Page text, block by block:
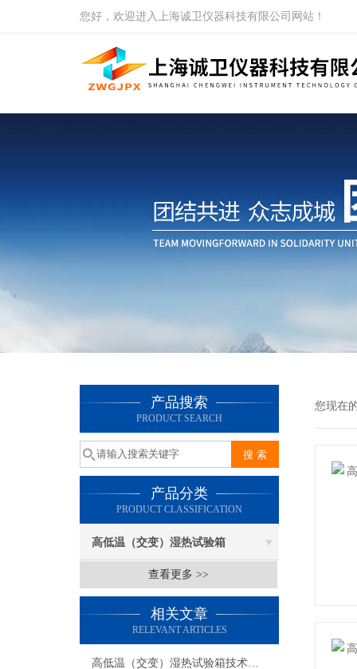
您好，欢迎进入上海诚卫仪器科技有限公司网站！
产品搜索
PRODUCT SEARCH
产品分类
PRODUCT CLASSIFICATION
高低温（交变）湿热试验箱
查看更多 >>
相关文章
RELEVANT ARTICLES
高低温（交变）湿热试验箱技术指标
您现在